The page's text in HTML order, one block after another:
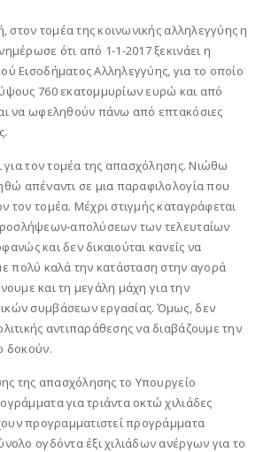
στον τομέα της κοινωνικής αλληλεγγύης η
ότι από 1-1-2017 ξεκινάει η
Εισοδήματος Αλληλεγγύης, για το οποίο
760 εκατομμυρίων ευρώ και από
να ωφεληθούν πάνω από επτακόσιες
για τον τομέα της απασχόλησης. Νιώθω
απέναντι σε μια παραφιλολογία που
τον τομέα. Μέχρι στιγμής καταγράφεται
απολύσεων των τελευταίων
και δεν δικαιούται κανείς να
πολύ καλά την κατάσταση στην αγορά
και τη μεγάλη μάχη για την
συμβάσεων εργασίας. Όμως, δεν
αντιπαράθεσης να διαβάζουμε την
δοκούν.
της απασχόλησης το Υπουργείο
για τριάντα οκτώ χιλιάδες
προγραμματιστεί προγράμματα
ογδόντα έξι χιλιάδων ανέργων για το